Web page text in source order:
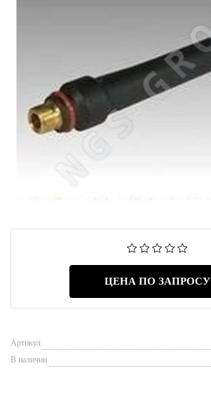
ЦЕНА ПО ЗАПРОСУ
Артикул
В наличии